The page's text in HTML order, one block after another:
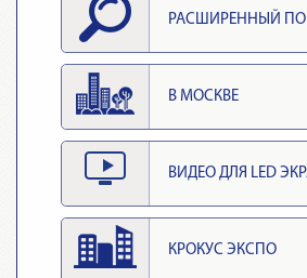
РАСШИРЕННЫЙ
В МОСКВЕ
ВИДЕО ДЛЯ LED
КРОКУС ЭКСПО